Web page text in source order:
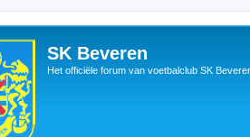
SK Beveren
Het officiële forum van voetbalclub SK